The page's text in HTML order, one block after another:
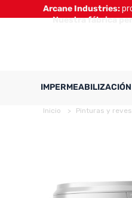
Arcane Industries:
Nuestra fábrica
IMPERMEABILIZACIÓN
Inicio Pinturas y